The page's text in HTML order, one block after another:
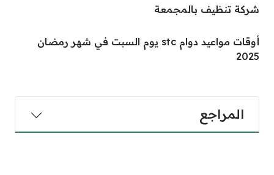
شركة تنظيف بالمجمعة
أوقات مواعيد دوام stc يوم السبت في شهر رمضان
2025
المراجع